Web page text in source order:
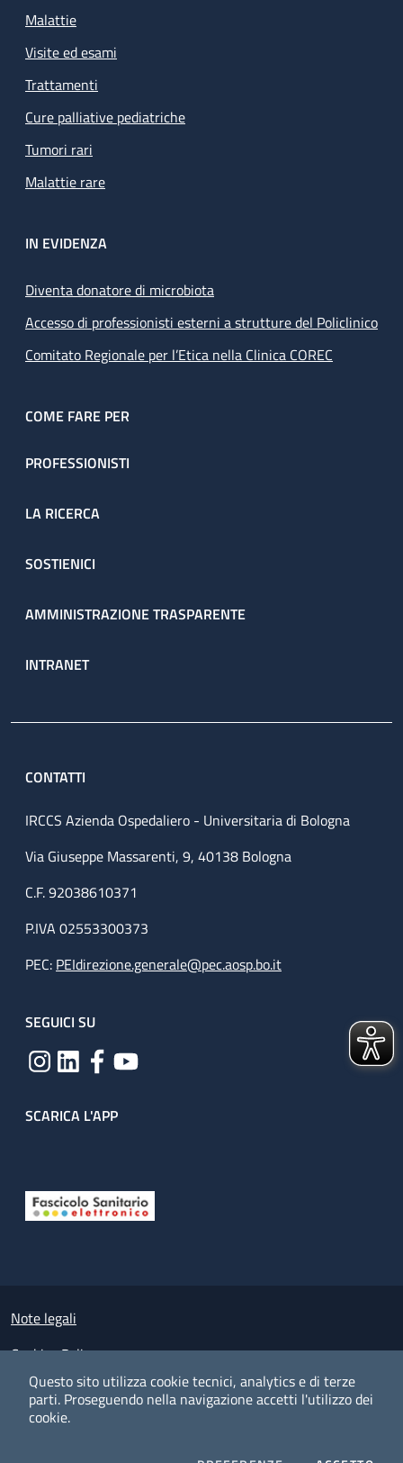
Questo sito utilizza cookie tecnici, analytics e di terze
parti. Proseguendo nella navigazione accetti l'utilizzo dei
cookie.
Malattie
Visite ed esami
Trattamenti
Cure palliative pediatriche
Tumori rari
Malattie rare
IN EVIDENZA
Diventa donatore di microbiota
Accesso di professionisti esterni a strutture del Policlinico
Comitato Regionale per l’Etica nella Clinica COREC
COME FARE PER
PROFESSIONISTI
LA RICERCA
SOSTIENICI
AMMINISTRAZIONE TRASPARENTE
INTRANET
CONTATTI
IRCCS Azienda Ospedaliero - Universitaria di Bologna
Via Giuseppe Massarenti, 9, 40138 Bologna
C.F. 92038610371
P.IVA 02553300373
PEC: PEIdirezione.generale@pec.aosp.bo.it
SEGUICI SU
SCARICA L'APP
Small prints
Note legali
Cookies Policy
Policy privacy e protezione del dato personale
Albo pretorio on-line